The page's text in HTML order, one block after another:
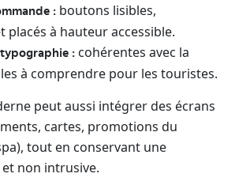
: boutons lisibles,
placés à hauteur accessible.
: cohérentes avec la
à comprendre pour les touristes.
peut aussi intégrer des écrans
cartes, promotions du
tout en conservant une
non intrusive.